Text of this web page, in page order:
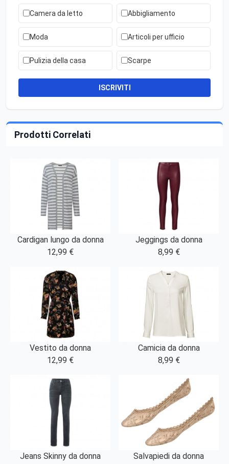
Camera da letto Abbigliamento
Moda Articoli per ufficio
Pulizia della casa Scarpe
ISCRIVITI
Prodotti Correlati
Cardigan lungo da donna
12,99 €
Jeggings da donna
8,99 €
Vestito da donna
12,99 €
Camicia da donna
8,99 €
Jeans Skinny da donna
Salvapiedi da donna